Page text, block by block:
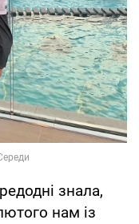
знала,
нам із